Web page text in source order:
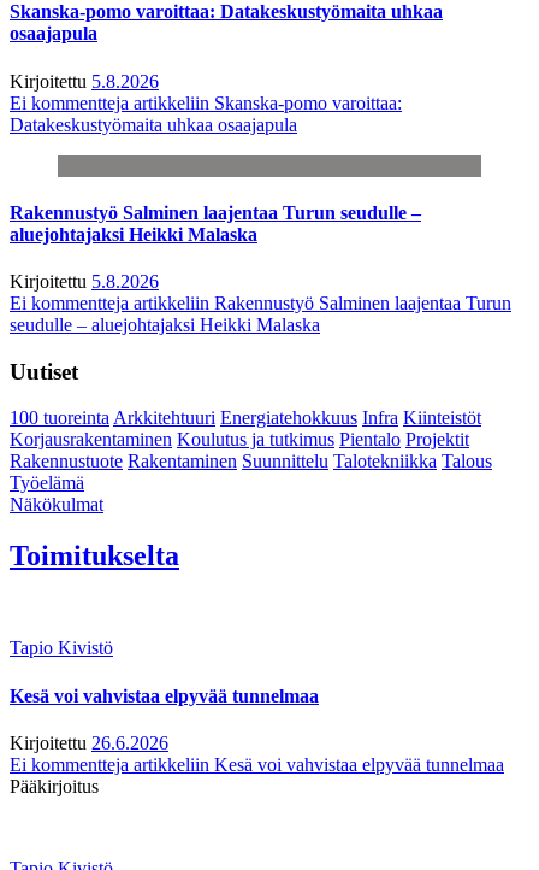
Skanska-pomo varoittaa: Datakeskustyömaita uhkaa
osaajapula
Kirjoitettu 5.8.2026
Ei kommentteja artikkeliin Skanska-pomo varoittaa:
Datakeskustyömaita uhkaa osaajapula
Rakennustyö Salminen laajentaa Turun seudulle –
aluejohtajaksi Heikki Malaska
Kirjoitettu 5.8.2026
Ei kommentteja artikkeliin Rakennustyö Salminen laajentaa Turun
seudulle – aluejohtajaksi Heikki Malaska
Uutiset
100 tuoreintaArkkitehtuuri Energiatehokkuus Infra Kiinteistöt
Korjausrakentaminen Koulutus ja tutkimus Pientalo Projektit
Rakennustuote Rakentaminen Suunnittelu Talotekniikka Talous
Työelämä
Näkökulmat
Toimitukselta
Tapio Kivistö
Kesä voi vahvistaa elpyvää tunnelmaa
Kirjoitettu 26.6.2026
Ei kommentteja artikkeliin Kesä voi vahvistaa elpyvää tunnelmaa
Pääkirjoitus